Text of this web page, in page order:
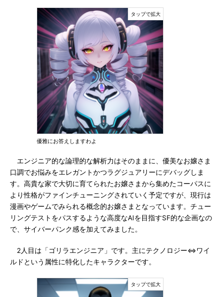
優雅にお答えしますわよ
エンジニア的な論理的な解析力はそのままに、優美なお嬢さま
口調でお悩みをエレガントかつラグジュアリーにデバッグしま
す。高貴な家で大切に育てられたお嬢さまから集めたコーパスに
より性格がファインチューニングされていく予定ですが、現行は
漫画やゲームでみられる概念的お嬢さまとなっています。チュー
リングテストをパスするような高度なAIを目指すSF的な企画なの
で、サイバーパンク感を加えてみました。
2人目は「ゴリラエンジニア」です。主にテクノロジー⇔ワイ
ルドという属性に特化したキャラクターです。